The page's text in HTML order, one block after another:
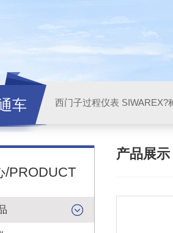
车 西门子过程仪表 SIWAREX?
/PRODUCT
产品展示